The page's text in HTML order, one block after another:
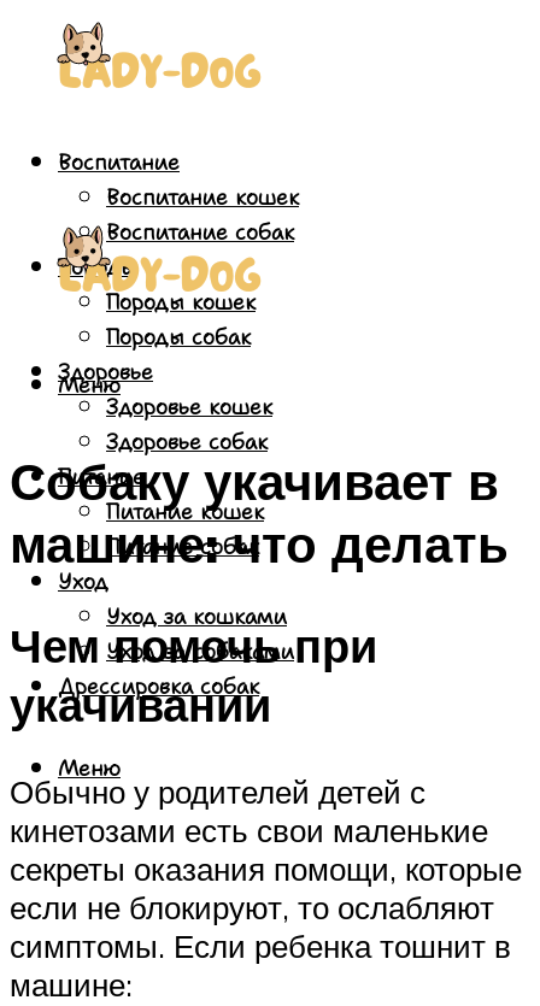
Воспитание
Воспитание кошек
Воспитание собак
Породы
Породы кошек
Породы собак
Здоровье
Здоровье кошек
Здоровье собак
Питание
Питание кошек
Питание собак
Уход
Уход за кошками
Уход за собаками
Дрессировка собак
Меню
Меню
Собаку укачивает в
машине: что делать
Чем помочь при
укачивании
Обычно у родителей детей с
кинетозами есть свои маленькие
секреты оказания помощи, которые
если не блокируют, то ослабляют
симптомы. Если ребенка тошнит в
машине: